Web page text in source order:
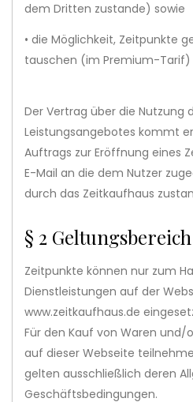
dem Dritten zustande) sowie
• die Möglichkeit, Zeitpunkte
tauschen (im Premium-Tarif)
Der Vertrag über die Nutzung
Leistungsangebotes kommt
Auftrags zur Eröffnung eines
E-Mail an die dem Nutzer
durch das Zeitkaufhaus
§ 2 Geltungsbereich
Zeitpunkte können nur zum
Dienstleistungen auf der
www.zeitkaufhaus.de
Für den Kauf von Waren
auf dieser Webseite
gelten ausschließlich deren
Geschäftsbedingungen.